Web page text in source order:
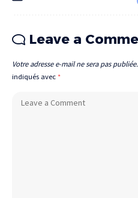
Leave a
Votre adresse e-mail ne sera pas publiée.
indiqués avec *